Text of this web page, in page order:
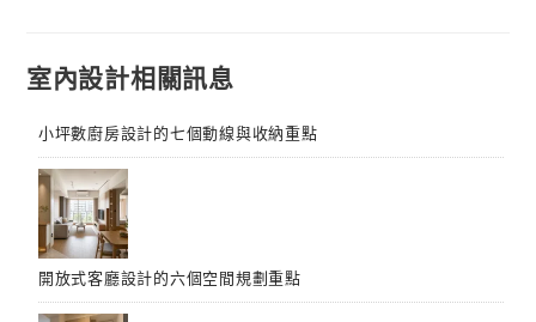
覽
室內設計相關訊息
小坪數廚房設計的七個動線與收納重點
開放式客廳設計的六個空間規劃重點